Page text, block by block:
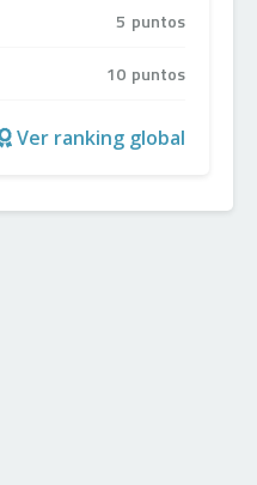
5 puntos
10 puntos
Ver ranking global